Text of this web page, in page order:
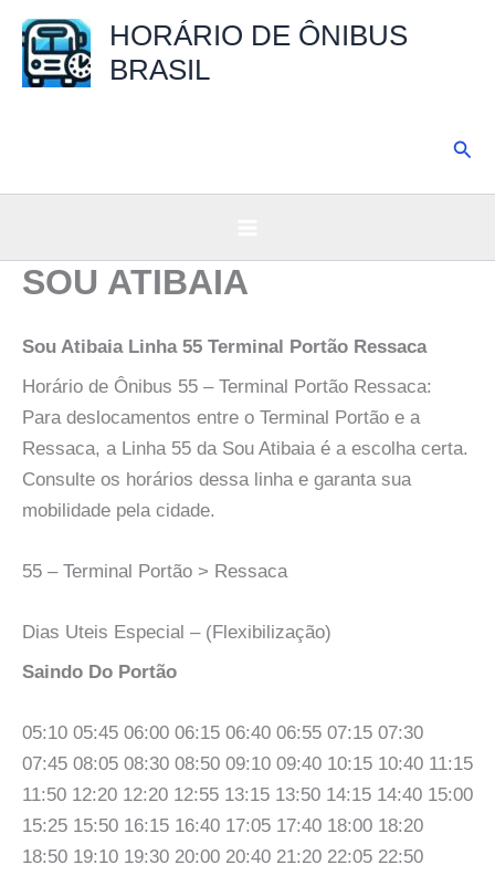
para
HORÁRIO DE ÔNIBUS
BRASIL
SOU ATIBAIA
Sou Atibaia Linha 55 Terminal Portão Ressaca
Horário de Ônibus 55 – Terminal Portão Ressaca:
Para deslocamentos entre o Terminal Portão e a
Ressaca, a Linha 55 da Sou Atibaia é a escolha certa.
Consulte os horários dessa linha e garanta sua
mobilidade pela cidade.
55 – Terminal Portão > Ressaca
Dias Uteis Especial – (Flexibilização)
Saindo Do Portão
05:10 05:45 06:00 06:15 06:40 06:55 07:15 07:30
07:45 08:05 08:30 08:50 09:10 09:40 10:15 10:40 11:15
11:50 12:20 12:20 12:55 13:15 13:50 14:15 14:40 15:00
15:25 15:50 16:15 16:40 17:05 17:40 18:00 18:20
18:50 19:10 19:30 20:00 20:40 21:20 22:05 22:50